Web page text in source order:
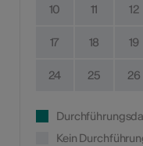
10 11 12
17 18 19
24 25 26
Kein